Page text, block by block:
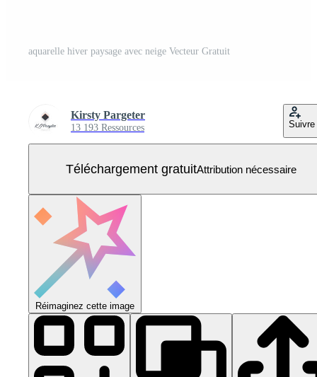
aquarelle hiver paysage avec neige Vecteur Gratuit
Kirsty Pargeter
13 193 Ressources Suivre
Téléchargement gratuitAttribution nécessaire
Réimaginez cette image